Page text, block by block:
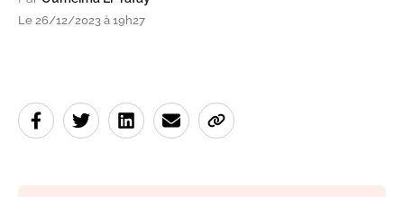
Le 26/12/2023 à 19h27